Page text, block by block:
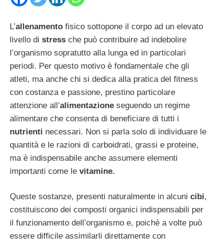
L’allenamento fisico sottopone il corpo ad un elevato
livello di stress che può contribuire ad indebolire
l’organismo sopratutto alla lunga ed in particolari
periodi. Per questo motivo è fondamentale che gli
atleti, ma anche chi si dedica alla pratica del fitness
con costanza e passione, prestino particolare
attenzione all’alimentazione seguendo un regime
alimentare che consenta di beneficiare di tutti i
nutrienti necessari. Non si parla solo di individuare le
quantità e le razioni di carboidrati, grassi e proteine,
ma è indispensabile anche assumere elementi
importanti come le vitamine.
Queste sostanze, presenti naturalmente in alcuni cibi,
costituiscono dei composti organici indispensabili per
il funzionamento dell’organismo e, poichè a volte può
essere difficile assimilarli direttamente con